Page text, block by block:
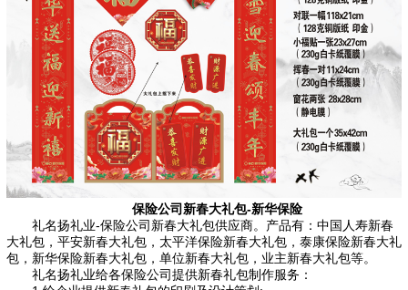
保险公司新春大礼包-新华保险
礼名扬礼业-保险公司新春大礼包供应商。产品有：中国人寿新春
大礼包，平安新春大礼包， 太平洋保险新春大礼包， 泰康保险新春大礼
包， 新华保险新春大礼包，单位新春大礼包，业主新春大礼包等。
礼名扬礼业给各保险公司提供新春礼包制作服务：